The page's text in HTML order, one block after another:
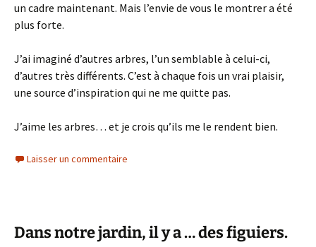
un cadre maintenant. Mais l’envie de vous le montrer a été
plus forte.
J’ai imaginé d’autres arbres, l’un semblable à celui-ci,
d’autres très différents. C’est à chaque fois un vrai plaisir,
une source d’inspiration qui ne me quitte pas.
J’aime les arbres… et je crois qu’ils me le rendent bien.
Laisser un commentaire
Dans notre jardin, il y a … des figuiers.